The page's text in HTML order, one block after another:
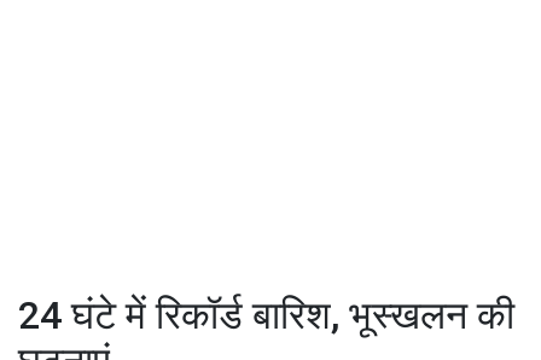
24 घंटे में रिकॉर्ड बारिश, भूस्खलन की